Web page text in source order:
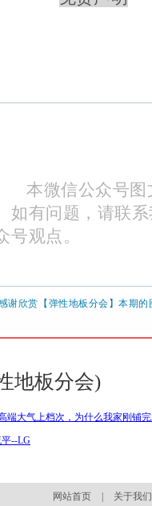
本微信公众号
如有问题，请联
观点。
谢欣赏【弹性地板分会】本期的
地板分会)
端大气上档次，为什么我家刚铺
--LG
网站首页 关于我们